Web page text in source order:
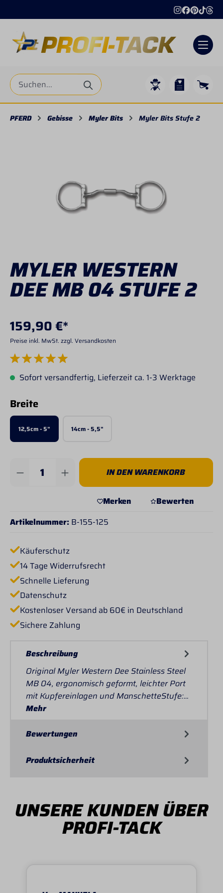
PFERD Gebisse Myler Bits Myler Bits Stufe 2
MYLER WESTERN
DEE MB 04 STUFE 2
159,90 €*
Preise inkl. MwSt. zzgl. Versandkosten
Durchschnittliche Bewertung von 5 von 5 Sternen
Sofort versandfertig, Lieferzeit ca. 1-3 Werktage
Breiteauswählen
12,5cm - 5" 14cm - 5,5"
Produkt Anzahl: Gib den gewünschten
IN DEN WARENKORB
Merken
Bewerten
Artikelnummer: B-155-125
Käuferschutz
14 Tage Widerrufsrecht
Schnelle Lieferung
Datenschutz
Kostenloser Versand ab 60€ in Deutschland
Sichere Zahlung
Beschreibung
Original Myler Western Dee Stainless Steel
MB 04, ergonomisch geformt, leichter Port
mit Kupfereinlagen und ManschetteStufe:…
Mehr
Bewertungen
Produktsicherheit
UNSERE KUNDEN ÜBER
PROFI-TACK